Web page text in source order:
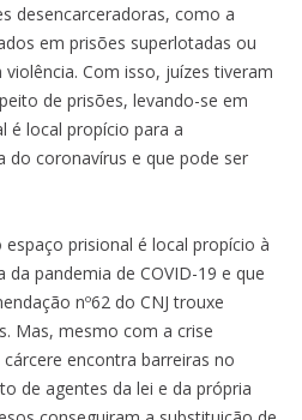
desencarceradoras, como a
em prisões superlotadas ou
Com isso, juízes tiveram
de prisões, levando-se em
é local propício para a
do coronavírus e que pode ser
prisional é local propício à
pandemia de COVID-19 e que
nº62 do CNJ trouxe
Mas, mesmo com a crise
encontra barreiras no
de agentes da lei e da própria